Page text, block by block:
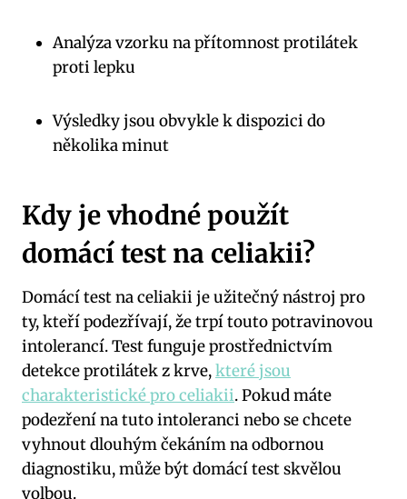
Analýza vzorku na přítomnost protilátek
proti lepku
Výsledky jsou obvykle k dispozici do
několika minut
Kdy je vhodné použít
domácí test na celiakii?
Domácí test na celiakii je užitečný nástroj pro
ty, kteří podezřívají, že trpí touto potravinovou
intolerancí. Test funguje prostřednictvím
detekce protilátek z krve,které jsou
charakteristické pro celiakii. Pokud máte
podezření na tuto intoleranci nebo se chcete
vyhnout dlouhým čekáním na odbornou
diagnostiku, může být domácí test skvělou
volbou.